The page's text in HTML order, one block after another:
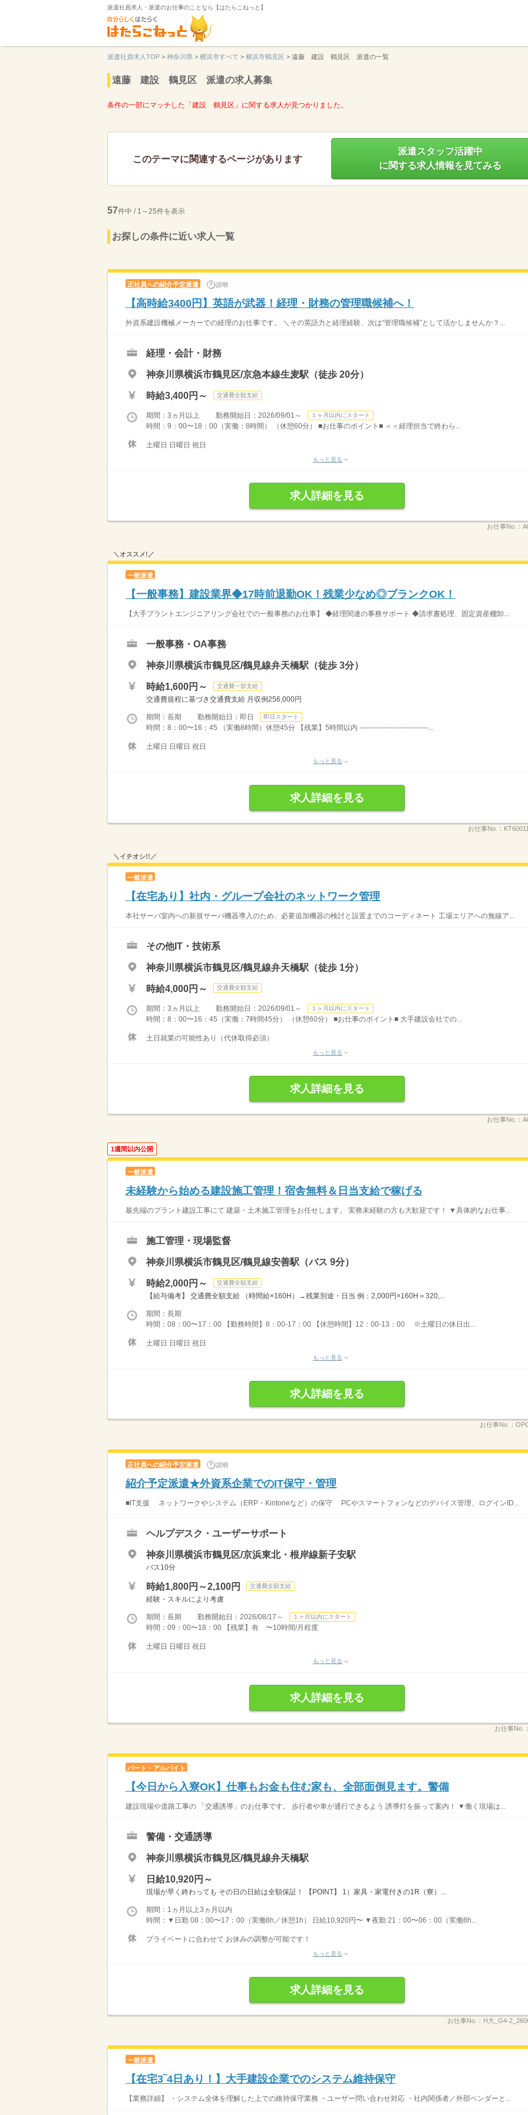
派遣社員求人・派遣のお仕事のことなら【はたらこねっと】
派遣社員求人TOP > 神奈川県 > 横浜市すべて > 横浜市鶴見区 > 遠藤 建設 鶴見区 派遣の一覧
遠藤 建設 鶴見区 派遣の求人募集
条件の一部にマッチした「建設 鶴見区」に関する求人が見つかりました。
このテーマに関連するページがあります
派遣スタッフ活躍中
に関する求人情報を見てみる
57件中 / 1～25件を表示
お探しの条件に近い求人一覧
正社員への紹介予定派遣 説明
【高時給3400円】英語が武器！経理・財務の管理職候補へ！
外資系建設機械メーカーでの経理のお仕事です。 ＼その英語力と経理経験、次は“管理職候補”として活かしませんか？...
経理・会計・財務
神奈川県横浜市鶴見区/京急本線生麦駅（徒歩 20分）
時給3,400円～ 交通費全額支給
期間：3ヵ月以上 勤務開始日：2026/09/01～ １ヶ月以内にスタート
時間：9：00〜18：00（実働：8時間） （休憩60分） ■お仕事のポイント■ ＜＜経理担当で終わら...
土曜日 日曜日 祝日
もっと見る
求人詳細を見る
お仕事No.：
＼オススメ!／
一般派遣
【一般事務】建設業界◆17時前退勤OK！残業少なめ◎ブランクOK！
【大手プラントエンジニアリング会社での一般事務のお仕事】 ◆経理関連の事務サポート ◆請求書処理、固定資産棚卸...
一般事務・OA事務
神奈川県横浜市鶴見区/鶴見線弁天橋駅（徒歩 3分）
時給1,600円～ 交通費一部支給
交通費規程に基づき交通費支給 月収例256,000円
期間：長期 勤務開始日：即日 即日スタート
時間：8：00〜16：45 （実働8時間）休憩45分 【残業】5時間以内 -----------------------------...
土曜日 日曜日 祝日
もっと見る
求人詳細を見る
お仕事No.：
＼イチオシ!!／
一般派遣
【在宅あり】社内・グループ会社のネットワーク管理
本社サーバ室内への新規サーバ機器導入のため、必要追加機器の検討と設置までのコーディネート 工場エリアへの無線ア...
その他IT・技術系
神奈川県横浜市鶴見区/鶴見線弁天橋駅（徒歩 1分）
時給4,000円～ 交通費全額支給
期間：3ヵ月以上 勤務開始日：2026/09/01～ １ヶ月以内にスタート
時間：8：00〜16：45（実働：7時間45分） （休憩60分） ■お仕事のポイント■ 大手建設会社での...
土日就業の可能性あり（代休取得必須）
もっと見る
求人詳細を見る
お仕事No.：
1週間以内公開
一般派遣
未経験から始める建設施工管理！宿舎無料＆日当支給で稼げる
最先端のプラント建設工事にて 建築・土木施工管理をお任せします。 実務未経験の方も大歓迎です！ ▼具体的なお仕事...
施工管理・現場監督
神奈川県横浜市鶴見区/鶴見線安善駅（バス 9分）
時給2,000円～ 交通費全額支給
【給与備考】 交通費全額支給 （時間給×160H）→残業別途・日当 例：2,000円×160H＝320,...
期間：長期
時間：08：00〜17：00 【勤務時間】8：00-17：00 【休憩時間】12：00-13：00 ※土曜日の休日出...
土曜日 日曜日 祝日
もっと見る
求人詳細を見る
お仕事No.：
正社員への紹介予定派遣 説明
紹介予定派遣★外資系企業でのIT保守・管理
■IT支援 ネットワークやシステム（ERP・Kintoneなど）の保守 PCやスマートフォンなどのデバイス管理、ログインID...
ヘルプデスク・ユーザーサポート
神奈川県横浜市鶴見区/京浜東北・根岸線新子安駅
バス10分
時給1,800円～2,100円 交通費全額支給
経験・スキルにより考慮
期間：長期 勤務開始日：2026/08/17～ １ヶ月以内にスタート
時間：09：00〜18：00 【残業】有 〜10時間/月程度
土曜日 日曜日 祝日
もっと見る
求人詳細を見る
お仕事No.：
パート・アルバイト
【今日から入寮OK】仕事もお金も住む家も、全部面倒見ます。警備
建設現場や道路工事の 「交通誘導」のお仕事です。 歩行者や車が通行できるよう 誘導灯を振って案内！ ▼働く現場は...
警備・交通誘導
神奈川県横浜市鶴見区/鶴見線弁天橋駅
日給10,920円～
現場が早く終わっても その日の日給は全額保証！ 【POINT】 1）家具・家電付きの1R（寮）...
期間：1ヵ月以上3ヵ月以内
時間：▼日勤 08：00〜17：00（実働8h／休憩1h） 日給10,920円〜 ▼夜勤 21：00〜06：00（実働8h...
プライベートに合わせて お休みの調整が可能です！
もっと見る
求人詳細を見る
お仕事No.： H大_G4-
一般派遣
【在宅3‾4日あり！】大手建設企業でのシステム維持保守
【業務詳細】 ・システム全体を理解した上での維持保守業務 ・ユーザー問い合わせ対応 ・社内関係者／外部ベンダーと...